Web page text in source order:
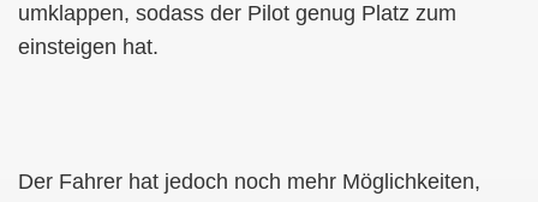
umklappen, sodass der Pilot genug Platz zum
einsteigen hat.
Der Fahrer hat jedoch noch mehr Möglichkeiten,